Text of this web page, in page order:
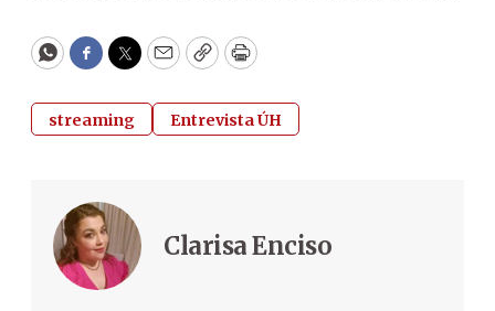
WhatsApp
Facebook
Twitter
EmailCopyPrint
streaming Entrevista ÚH
Clarisa Enciso